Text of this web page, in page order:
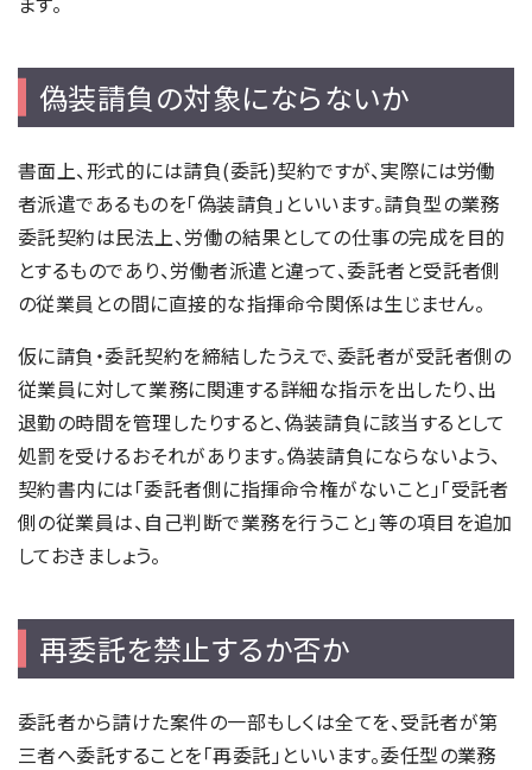
偽装請負の対象にならないか
書面上、形式的には請負(委託)契約ですが、実際には労働
者派遣であるものを「偽装請負」といいます。請負型の業務
委託契約は民法上、労働の結果としての仕事の完成を目的
とするものであり、労働者派遣と違って、委託者と受託者側
の従業員との間に直接的な指揮命令関係は生じません。
仮に請負・委託契約を締結したうえで、委託者が受託者側の
従業員に対して業務に関連する詳細な指示を出したり、出
退勤の時間を管理したりすると、偽装請負に該当するとして
処罰を受けるおそれがあります。偽装請負にならないよう、
契約書内には「委託者側に指揮命令権がないこと」「受託者
側の従業員は、自己判断で業務を行うこと」等の項目を追加
しておきましょう。
再委託を禁止するか否か
委託者から請けた案件の一部もしくは全てを、受託者が第
三者へ委託することを「再委託」といいます。委任型の業務